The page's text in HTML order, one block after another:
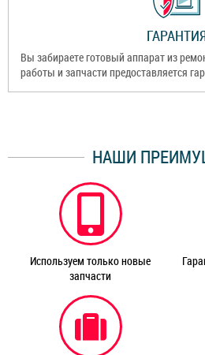
Вы забираете готовый аппарат из
работы и запчасти предоставляется
НАШИ
Используем только новые
запчасти